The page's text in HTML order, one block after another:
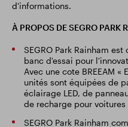
d'informations.
À PROPOS DE SEGRO PARK
SEGRO Park Rainham
banc d'essai pour
Avec une cote BREEAM «
unités sont équipées de
éclairage LED, de
de recharge pour
SEGRO Park Rainham